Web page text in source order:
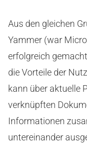
Aus den gleichen
Yammer (war
erfolgreich
die Vorteile der
kann über aktuelle
verknüpften
Informationen
untereinander